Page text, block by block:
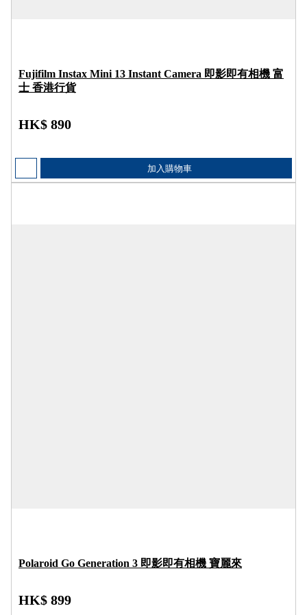
Fujifilm Instax Mini 13 Instant Camera 即影即有相機 富
士 香港行貨
HK$ 890
加入購物車
Polaroid Go Generation 3 即影即有相機 寶麗來
HK$ 899